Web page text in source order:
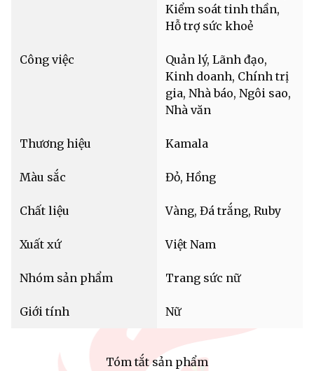
Kiểm soát tinh thần,
Hỗ trợ sức khoẻ
Công việc
Quản lý, Lãnh đạo,
Kinh doanh, Chính trị
gia, Nhà báo, Ngôi sao,
Nhà văn
Thương hiệu Kamala
Màu sắc Đỏ, Hồng
Chất liệu Vàng, Đá trắng, Ruby
Xuất xứ Việt Nam
Nhóm sản phẩm Trang sức nữ
Giới tính Nữ
Tóm tắt sản phẩm